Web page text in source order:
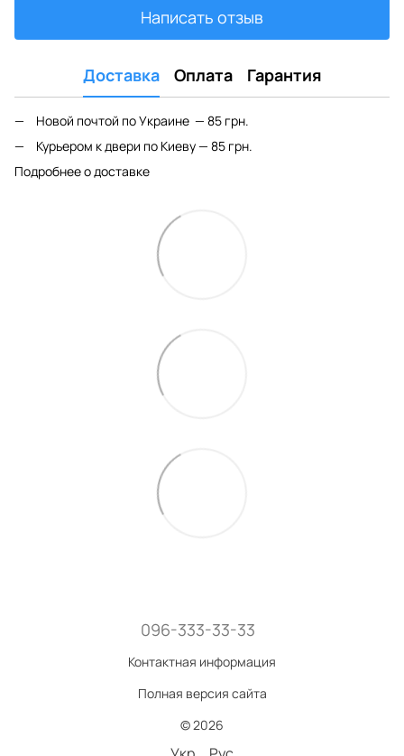
Написать отзыв
Доставка Оплата Гарантия
Новой почтой по Украине — 85 грн.
Курьером к двери по Киеву — 85 грн.
Подробнее о доставке
096-333-33-33
Контактная информация
Полная версия сайта
© 2026